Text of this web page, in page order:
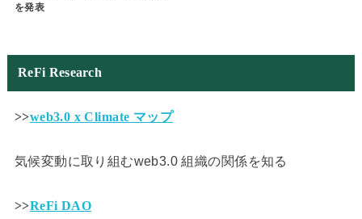
を発表
ReFi Research
>>web3.0 x Climate マップ
気候変動に取り組むweb3.0 組織の関係を知る
>>ReFi DAO